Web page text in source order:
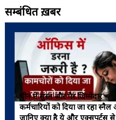
सम्बंधित ख़बरें
चीन में सुस्त और गैर जिम्मेदार
कर्मचारियों को दिया जा रहा स्नैल
जानिए क्या है ये और एक्सपर्ट्स से